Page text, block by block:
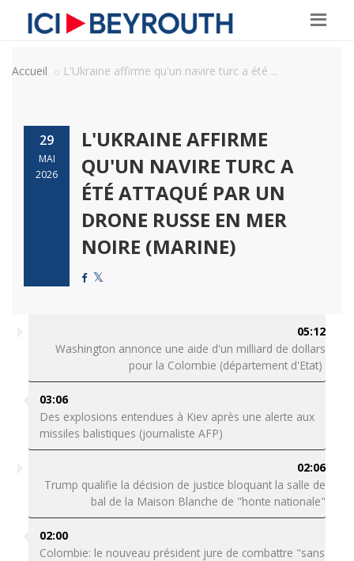
Accueil L'Ukraine affirme qu'un navire turc a été ...
29
MAI
2026
L'UKRAINE AFFIRME
QU'UN NAVIRE TURC A
ÉTÉ ATTAQUÉ PAR UN
DRONE RUSSE EN MER
NOIRE (MARINE)
05:12
Washington annonce une aide d'un milliard de dollars
pour la Colombie (département d'Etat)
03:06
Des explosions entendues à Kiev après une alerte aux
missiles balistiques (journaliste AFP)
02:06
Trump qualifie la décision de justice bloquant la salle de
bal de la Maison Blanche de "honte nationale"
02:00
Colombie: le nouveau président jure de combattre "sans